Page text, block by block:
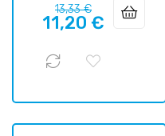
Prix
habituel
13,33 €Prix
11,20 €